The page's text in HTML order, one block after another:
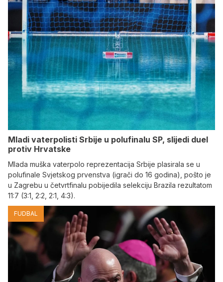
Mladi vaterpolisti Srbije u polufinalu SP, slijedi duel
protiv Hrvatske
Mlada muška vaterpolo reprezentacija Srbije plasirala se u
polufinale Svjetskog prvenstva (igrači do 16 godina), pošto je
u Zagrebu u četvrtfinalu pobijedila selekciju Brazila rezultatom
11:7 (3:1, 2:2, 2:1, 4:3).
FUDBAL